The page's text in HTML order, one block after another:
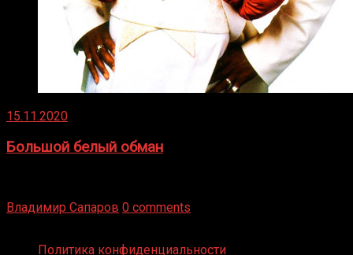
15.11.2020
Большой белый обман
Владимир Сапаров 0 comments
Политика конфиденциальности